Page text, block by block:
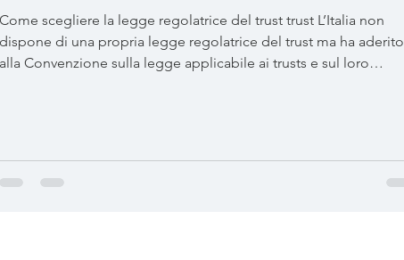
Come scegliere la legge regolatrice del trust trust L’Italia non
dispone di una propria legge regolatrice del trust ma ha aderito
alla Convenzione sulla legge applicabile ai trusts e sul loro